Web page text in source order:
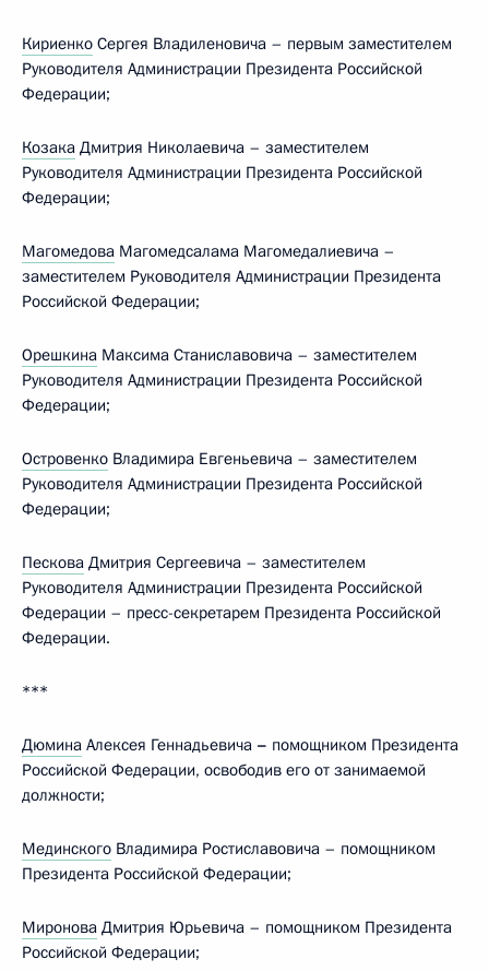
Кириенко Сергея Владиленовича – первым заместителем
Руководителя Администрации Президента Российской
Федерации;
Козака Дмитрия Николаевича – заместителем
Руководителя Администрации Президента Российской
Федерации;
Магомедова Магомедсалама Магомедалиевича –
заместителем Руководителя Администрации Президента
Российской Федерации;
Орешкина Максима Станиславовича – заместителем
Руководителя Администрации Президента Российской
Федерации;
Островенко Владимира Евгеньевича – заместителем
Руководителя Администрации Президента Российской
Федерации;
Пескова Дмитрия Сергеевича – заместителем
Руководителя Администрации Президента Российской
Федерации – пресс-секретарем Президента Российской
Федерации.
***
Дюмина Алексея Геннадьевича – помощником Президента
Российской Федерации, освободив его от занимаемой
должности;
Мединского Владимира Ростиславовича – помощником
Президента Российской Федерации;
Миронова Дмитрия Юрьевича – помощником Президента
Российской Федерации;